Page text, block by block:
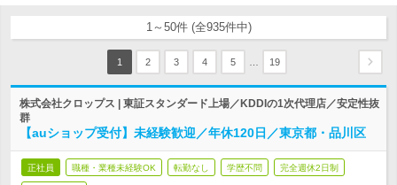
1～50件 (全935件中)
1 2 3 4 5 19
株式会社クロップス | 東証スタンダード上場／KDDIの1次代理店／安定性抜
群
【auショップ受付】未経験歓迎／年休120日／東京都・品川区
正社員 職種・業種未経験OK 転勤なし 学歴不問 完全週休2日制